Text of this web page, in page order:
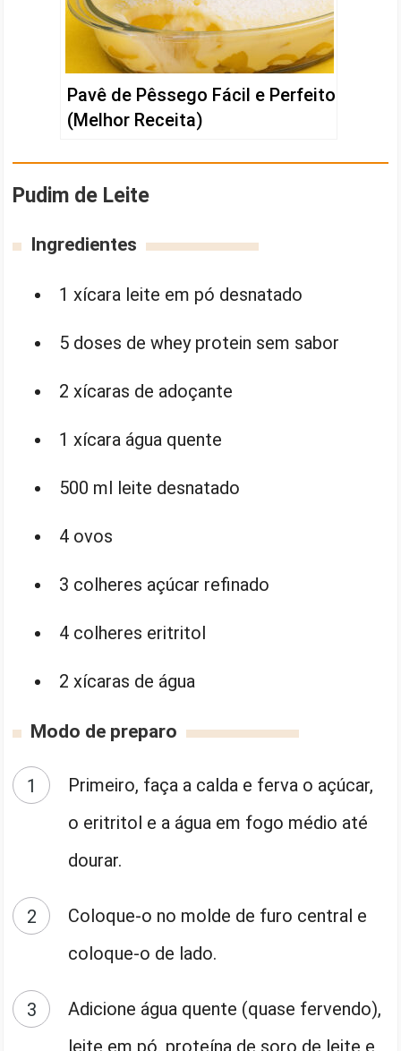
Pavê de Pêssego Fácil e Perfeito
(Melhor Receita)
Pudim de Leite
Ingredientes
1 xícara leite em pó desnatado
5 doses de whey protein sem sabor
2 xícaras de adoçante
1 xícara água quente
500 ml leite desnatado
4 ovos
3 colheres açúcar refinado
4 colheres eritritol
2 xícaras de água
Modo de preparo
Primeiro, faça a calda e ferva o açúcar,
o eritritol e a água em fogo médio até
dourar.
Coloque-o no molde de furo central e
coloque-o de lado.
Adicione água quente (quase fervendo),